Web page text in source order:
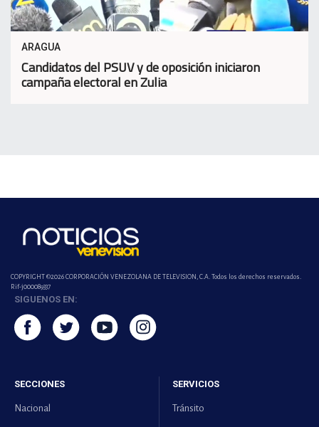
ARAGUA
Candidatos del PSUV y de oposición iniciaron
campaña electoral en Zulia
COPYRIGHT ©2026 CORPORACIÓN VENEZOLANA DE TELEVISION, C.A. Todos los derechos reservados.
Rif-j000089337
SIGUENOS EN:
SECCIONES
Nacional
SERVICIOS
Tránsito